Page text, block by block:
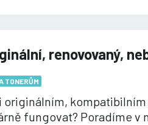
renovovaný,
TONERŮM
kompatibilním
fungovat? Poradíme v